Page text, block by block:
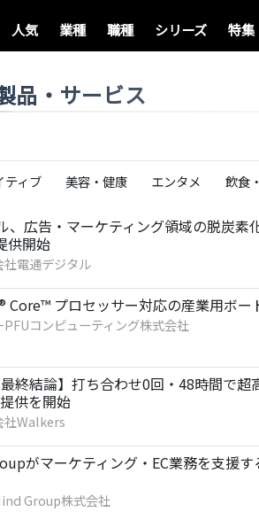
人気 業種 職種 シリーズ 特集
品・サービス
ティブ 美容・健康 エンタメ 飲食
、広告・マーケティング領域の脱炭素
供開始
社電通デジタル
Core™ プロセッサー対応の産業用ボー
PFUコンピューティング株式会社
最終結論】打ち合わせ0回・48時間で
供を開始
社Walkers
がマーケティング・EC業務を支援
Group株式会社